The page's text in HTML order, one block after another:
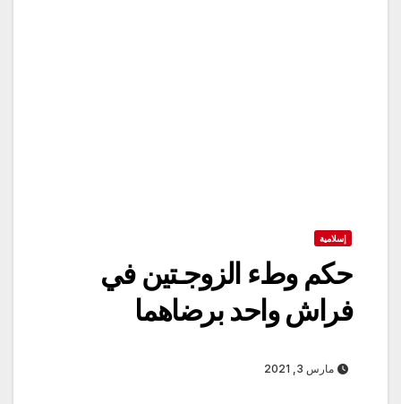
إسلامية
حكم وطء الزوجـتين في
فراش واحد برضاهما
مارس 3, 2021